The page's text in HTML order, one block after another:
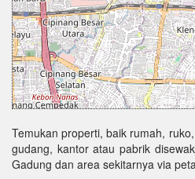
Temukan properti, baik rumah,
gudang, kantor atau pabrik
Gadung dan area sekitarnya via